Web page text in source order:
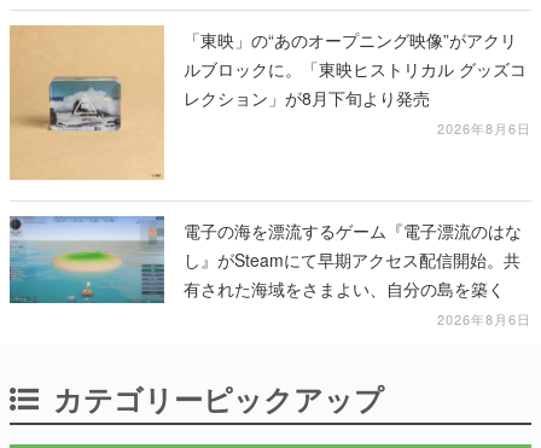
「東映」の“あのオープニング映像”がアクリ
ルブロックに。「東映ヒストリカル グッズコ
レクション」が8月下旬より発売
2026年8月6日
電子の海を漂流するゲーム『電子漂流のはな
し』がSteamにて早期アクセス配信開始。共
有された海域をさまよい、自分の島を築く
2026年8月6日
カテゴリーピックアップ